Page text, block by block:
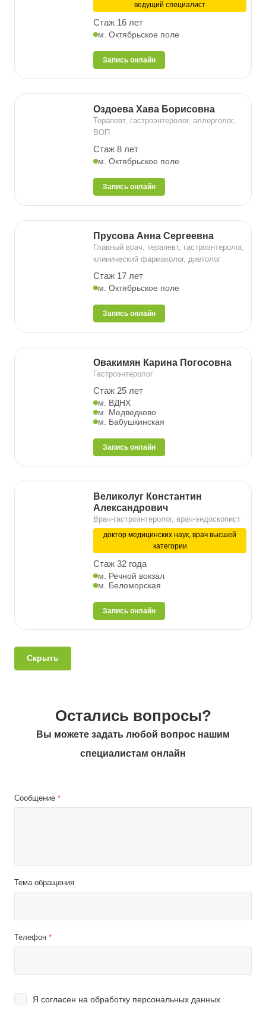
ведущий специалист
Стаж 16 лет
м. Октябрьское поле
Запись онлайн
Оздоева Хава Борисовна
Терапевт, гастроэнтеролог, аллерголог,
ВОП
Стаж 8 лет
м. Октябрьское поле
Запись онлайн
Прусова Анна Сергеевна
Главный врач, терапевт, гастроэнтеролог,
клинический фармаколог, диетолог
Стаж 17 лет
м. Октябрьское поле
Запись онлайн
Овакимян Карина Погосовна
Гастроэнтеролог
Стаж 25 лет
м. ВДНХ
м. Медведково
м. Бабушкинская
Запись онлайн
Великолуг Константин
Александрович
Врач-гастроэнтеролог, врач-эндоскопист
доктор медицинских наук, врач высшей
категории
Стаж 32 года
м. Речной вокзал
м. Беломорская
Запись онлайн
Скрыть
Остались вопросы?
Вы можете задать любой вопрос нашим
специалистам онлайн
Сообщение *
Тема обращения
Телефон *
Я согласен на обработку персональных данных